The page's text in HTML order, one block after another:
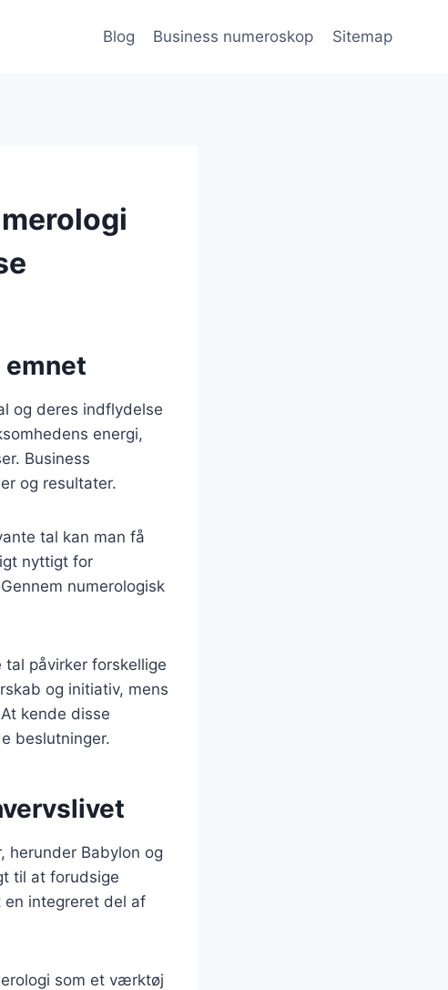
Blog Business numeroskop Sitemap
og deres indflydelse
energi,
Business
og resultater.
tal kan man få
nyttigt for
numerologisk
påvirker forskellige
og initiativ, mens
kende disse
beslutninger.
herunder Babylon og
til at forudsige
integreret del af
som et værktøj